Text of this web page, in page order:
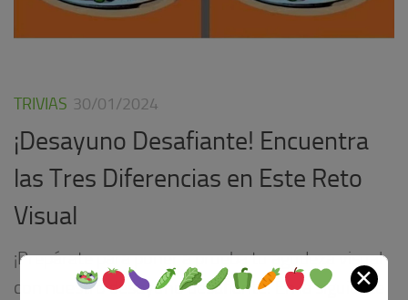
TRIVIAS 30/01/2024
¡Desayuno Desafiante! Encuentra
las Tres Diferencias en Este Reto
Visual
¡Prepárate para poner a prueba tu agudeza visual
con nuestro desayuno desafiante! En la siguiente
✕